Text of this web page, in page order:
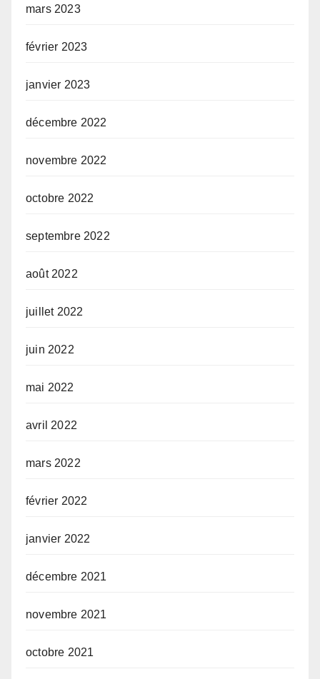
mars 2023
février 2023
janvier 2023
décembre 2022
novembre 2022
octobre 2022
septembre 2022
août 2022
juillet 2022
juin 2022
mai 2022
avril 2022
mars 2022
février 2022
janvier 2022
décembre 2021
novembre 2021
octobre 2021